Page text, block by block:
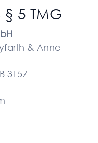
5 TMG
& Anne
3157